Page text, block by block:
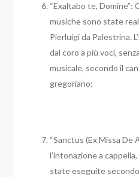
“Exaltabo te,
musiche sono state
Pierluigi da Palestrina.
dal coro a più voci,
musicale, secondo il
gregoriano;
“Sanctus (Ex Missa De
l’intonazione a
state eseguite